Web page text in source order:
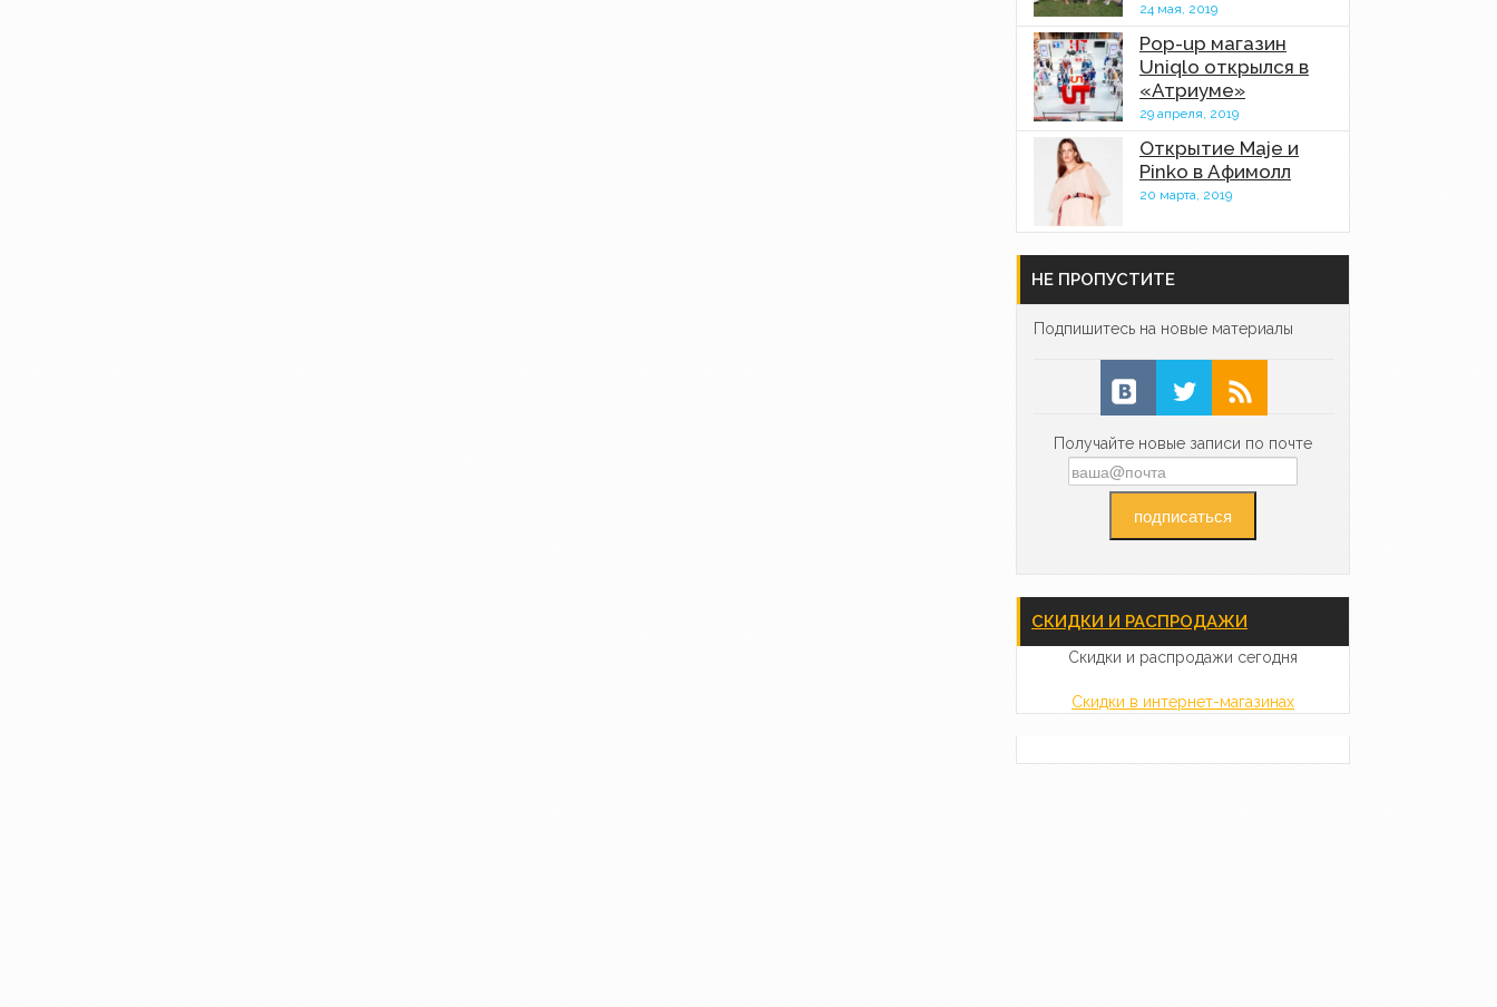
24 мая, 2019
Pop-up магазин
Uniqlo открылся в
«Атриуме»
29 апреля, 2019
Открытие Maje и
Pinko в Афимолл
20 марта, 2019
НЕ ПРОПУСТИТЕ
Подпишитесь на новые материалы
Получайте новые записи по почте
СКИДКИ И РАСПРОДАЖИ
Скидки и распродажи сегодня
Скидки в интернет-магазинах